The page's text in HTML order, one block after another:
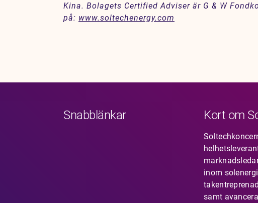
Kina. Bolagets Certified Adviser är G & W
på: www.soltechenergy.com
Snabblänkar Kort om
inom
samt